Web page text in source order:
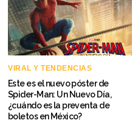
VIRAL Y TENDENCIAS
Este es el nuevo póster de
Spider-Man: Un Nuevo Día,
¿cuándo es la preventa de
boletos en México?